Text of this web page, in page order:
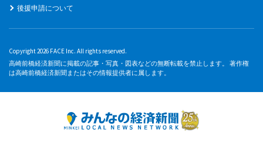
後援申請について
Copyright 2026 FACE Inc. All rights reserved.
高崎前橋経済新聞に掲載の記事・写真・図表などの無断転載を禁止します。 著作権
は高崎前橋経済新聞またはその情報提供者に属します。